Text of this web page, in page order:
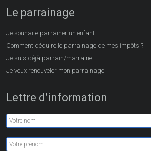
Le parrainage
Je souhaite parrainer un enfant
Comment déduire le parrainage de mes impôts ?
Je suis déjà parrain/marraine
Je veux renouveler mon parrainage
Lettre d’information